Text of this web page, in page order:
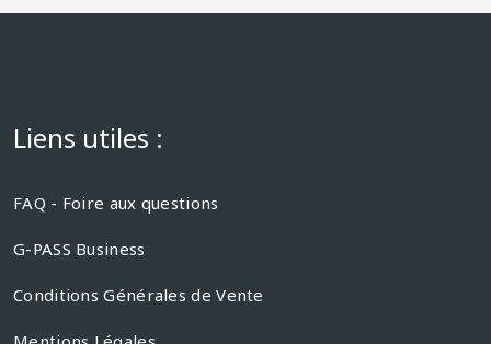
Liens utiles :
FAQ - Foire aux questions
G-PASS Business
Conditions Générales de Vente